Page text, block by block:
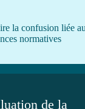
la confusion liée
normatives
de la